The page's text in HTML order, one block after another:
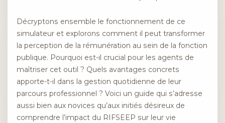
Décryptons ensemble le fonctionnement de ce
simulateur et explorons comment il peut transformer
la perception de la rémunération au sein de la fonction
publique. Pourquoi est-il crucial pour les agents de
maîtriser cet outil ? Quels avantages concrets
apporte-t-il dans la gestion quotidienne de leur
parcours professionnel ? Voici un guide qui s’adresse
aussi bien aux novices qu’aux initiés désireux de
comprendre l’impact du RIFSEEP sur leur vie